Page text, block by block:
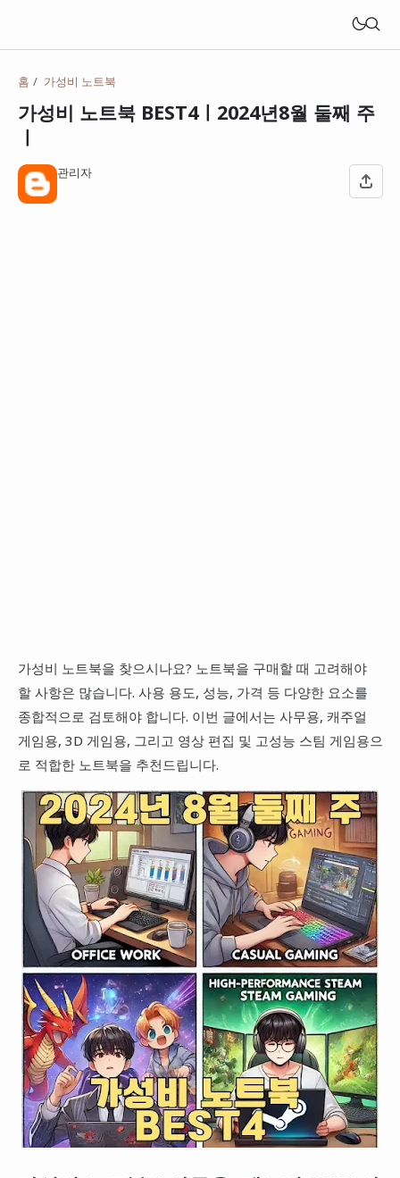
홈 가성비 노트북
가성비 노트북 BEST4ㅣ2024년8월 둘째 주
ㅣ
관리자
가성비 노트북을 찾으시나요? 노트북을 구매할 때 고려해야
할 사항은 많습니다. 사용 용도, 성능, 가격 등 다양한 요소를
종합적으로 검토해야 합니다. 이번 글에서는 사무용, 캐주얼
게임용, 3D 게임용, 그리고 영상 편집 및 고성능 스팀 게임용으
로 적합한 노트북을 추천드립니다.